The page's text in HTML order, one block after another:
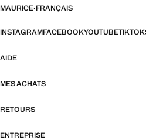
MAURICE·FRANÇAIS
INSTAGRAMFACEBOOKYOUTUBETIKTOK
AIDE
MES ACHATS
RETOURS
ENTREPRISE